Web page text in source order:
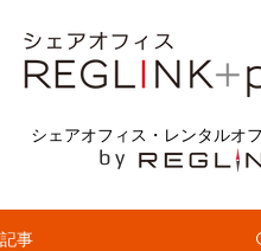
シェアオフィス・レンタルオ
by
記事